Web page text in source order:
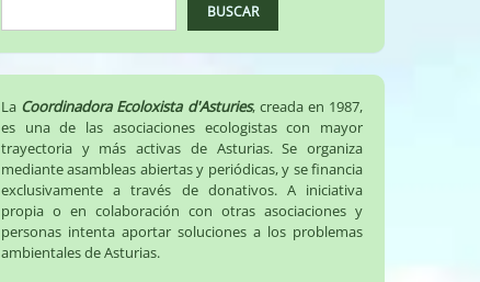
BUSCAR
La Coordinadora Ecoloxista d'Asturies, creada en 1987,
es una de las asociaciones ecologistas con mayor
trayectoria y más activas de Asturias. Se organiza
mediante asambleas abiertas y periódicas, y se financia
exclusivamente a través de donativos. A iniciativa
propia o en colaboración con otras asociaciones y
personas intenta aportar soluciones a los problemas
ambientales de Asturias.